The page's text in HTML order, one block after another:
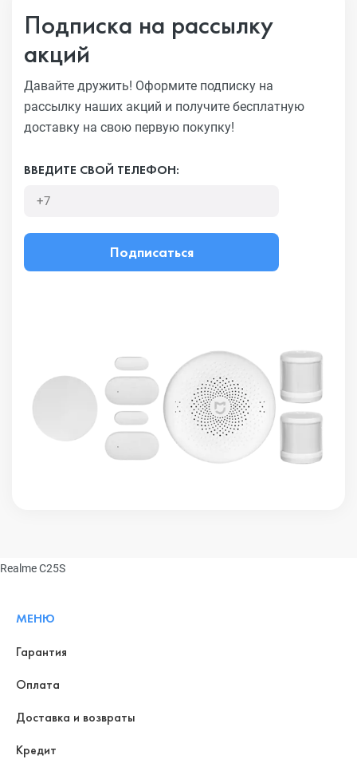
Подписка на рассылку
акций
Давайте дружить! Оформите подписку на
рассылку наших акций и получите бесплатную
доставку на свою первую покупку!
ВВЕДИТЕ СВОЙ ТЕЛЕФОН:
Подписаться
Realme C25S
МЕНЮ
Гарантия
Оплата
Доставка и возвраты
Кредит